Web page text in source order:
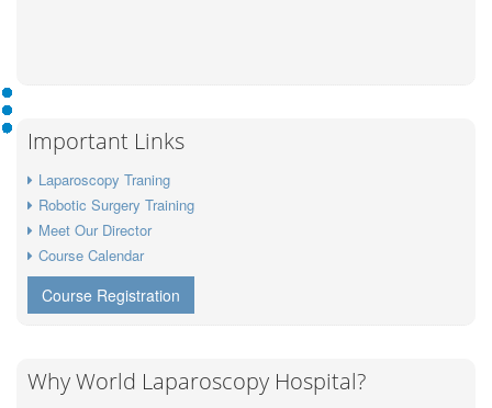
Important Links
Laparoscopy Traning
Robotic Surgery Training
Meet Our Director
Course Calendar
Course Registration
Why World Laparoscopy Hospital?